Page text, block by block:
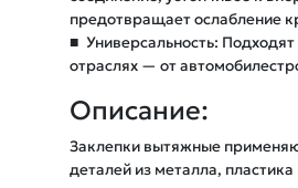
предотвращает ослабление
■ Универсальность:
отраслях — от
Описание:
Заклепки вытяжные
деталей из металла,